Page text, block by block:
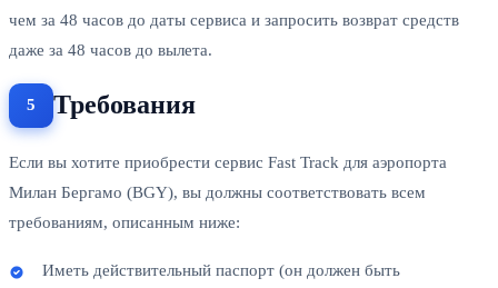
чем за 48 часов до даты сервиса и запросить возврат средств
даже за 48 часов до вылета.
Требования
Если вы хотите приобрести сервис Fast Track для аэропорта
Милан Бергамо (BGY), вы должны соответствовать всем
требованиям, описанным ниже:
Иметь действительный паспорт (он должен быть